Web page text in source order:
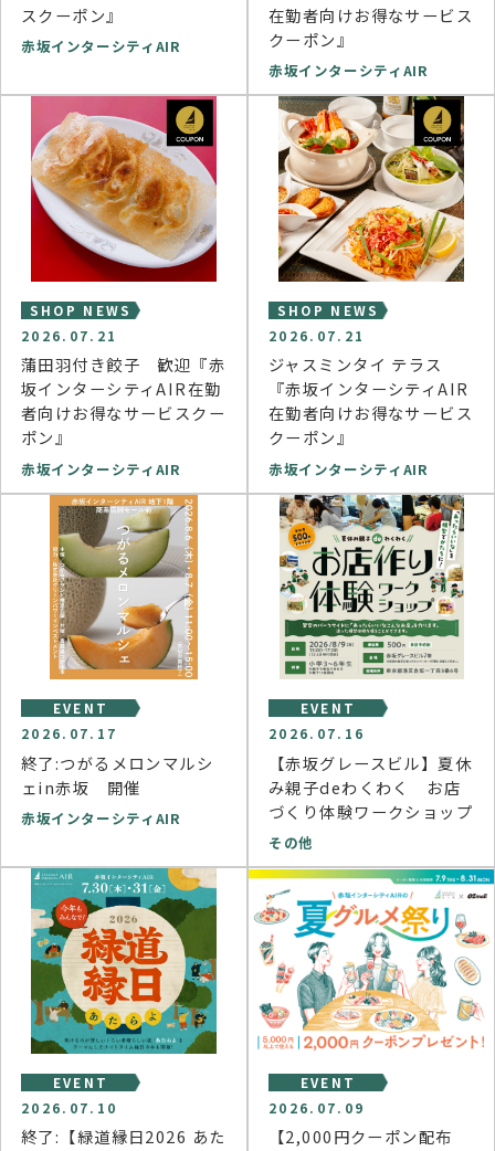
スクーポン』
赤坂インターシティAIR
在勤者向けお得なサービス
クーポン』
赤坂インターシティAIR
SHOP NEWS
2026.07.21
蒲田羽付き餃子 歓迎『赤
坂インターシティAIR在勤
者向けお得なサービスクー
ポン』
赤坂インターシティAIR
SHOP NEWS
2026.07.21
ジャスミンタイ テラス
『赤坂インターシティAIR
在勤者向けお得なサービス
クーポン』
赤坂インターシティAIR
EVENT
2026.07.17
終了:つがるメロンマルシ
ェin赤坂 開催
赤坂インターシティAIR
EVENT
2026.07.16
【赤坂グレースビル】夏休
み親子deわくわく お店
づくり体験ワークショップ
その他
EVENT
2026.07.10
終了:【緑道縁日2026 あた
EVENT
2026.07.09
【2,000円クーポン配布